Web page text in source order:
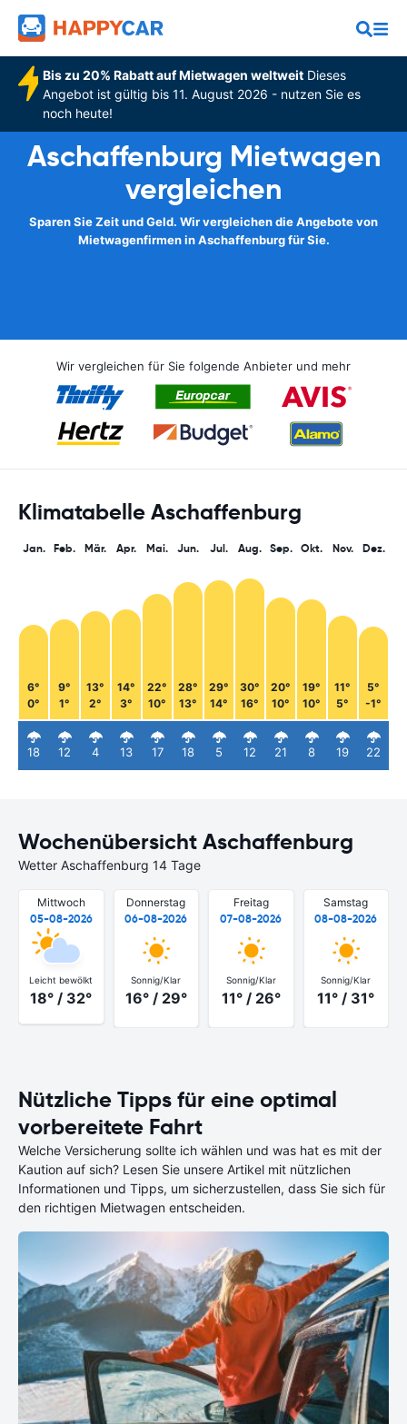
Bis zu 20% Rabatt auf Mietwagen weltweitDieses
Angebot ist gültig bis 11. August 2026 - nutzen Sie es
noch heute!
Aschaffenburg Mietwagen
vergleichen
Sparen Sie Zeit und Geld. Wir vergleichen die Angebote von
Mietwagenfirmen in Aschaffenburg für Sie.
Wir vergleichen für Sie folgende Anbieter und mehr
Klimatabelle Aschaffenburg
Jan.
6°
0°
18
Feb.
9°
1°
12
Mär.
13°
2°
4
Apr.
14°
3°
13
Mai.
22°
10°
17
Jun.
28°
13°
18
Jul.
29°
14°
5
Aug.
30°
16°
12
Sep.
20°
10°
21
Okt.
19°
10°
8
Nov.
11°
5°
19
Dez.
5°
-1°
22
Wochenübersicht Aschaffenburg
Wetter Aschaffenburg 14 Tage
Mittwoch
05-08-2026
Leicht bewölkt
18° / 32°
Donnerstag
06-08-2026
Sonnig/Klar
16° / 29°
Freitag
07-08-2026
Sonnig/Klar
11° / 26°
Samstag
08-08-2026
Sonnig/Klar
11° / 31°
Nützliche Tipps für eine optimal
vorbereitete Fahrt
Welche Versicherung sollte ich wählen und was hat es mit der
Kaution auf sich? Lesen Sie unsere Artikel mit nützlichen
Informationen und Tipps, um sicherzustellen, dass Sie sich für
den richtigen Mietwagen entscheiden.